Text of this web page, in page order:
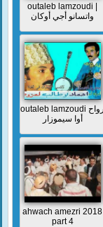
outaleb lamzoudi |
واتسانو أجي أوكان
outaleb lamzoudi رواح
أوا سيموزار
ahwach amezri 2018
part 4